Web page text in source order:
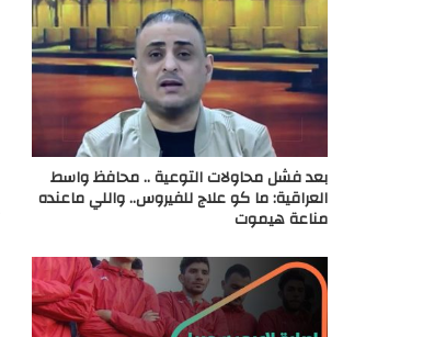
بعد فشل محاولات التوعية .. محافظ واسط
العراقية: ما كو علاج للفيروس.. واللي ماعنده
مناعة هيموت